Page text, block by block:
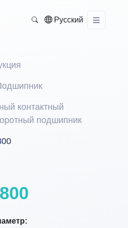
Русский
контактный
подшипник